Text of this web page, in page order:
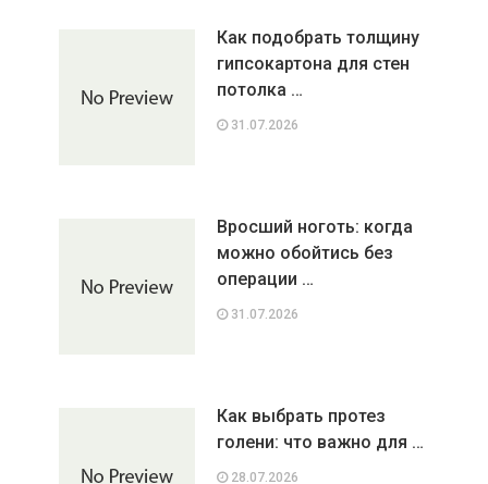
Как подобрать толщину
гипсокартона для стен
потолка …
31.07.2026
Вросший ноготь: когда
можно обойтись без
операции …
31.07.2026
Как выбрать протез
голени: что важно для …
28.07.2026